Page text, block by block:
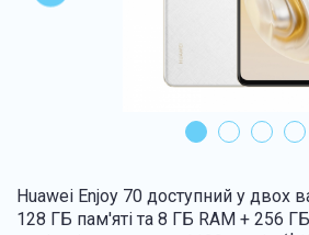
Huawei Enjoy 70 доступний у двох
128 ГБ пам'яті та 8 ГБ RAM + 256